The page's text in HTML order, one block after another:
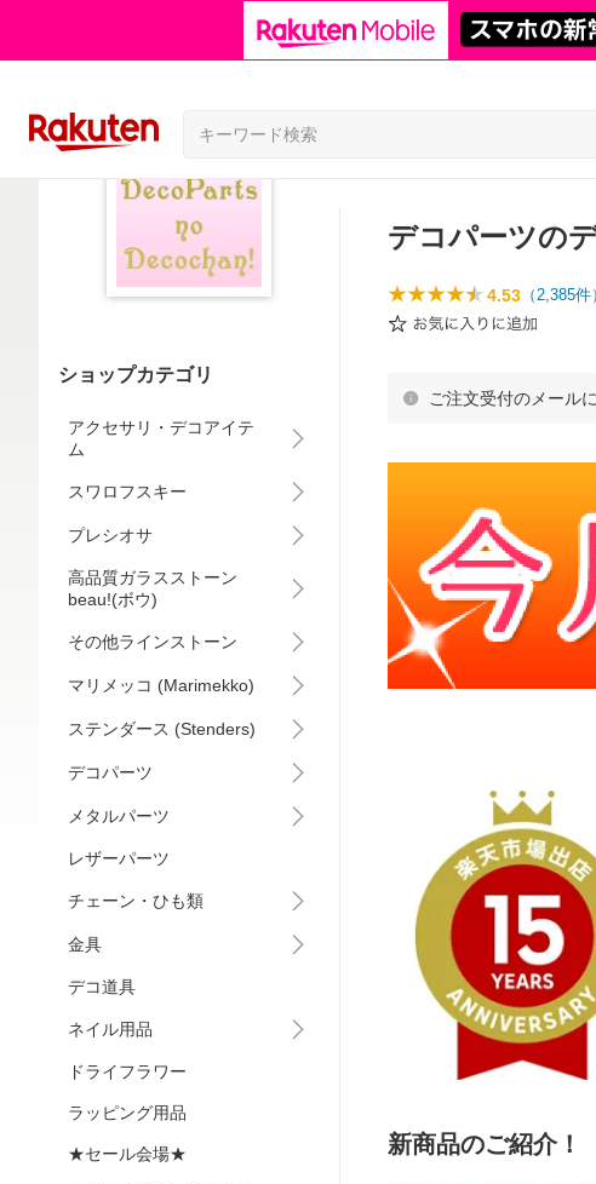
ショップカテゴリ
アクセサリ・デコアイテ
ム
スワロフスキー
プレシオサ
高品質ガラスストーン
beau!(ボウ)
その他ラインストーン
マリメッコ (Marimekko)
ステンダース (Stenders)
デコパーツ
メタルパーツ
レザーパーツ
チェーン・ひも類
金具
デコ道具
ネイル用品
ドライフラワー
ラッピング用品
★セール会場★
デコパーツの
4.53 （2,385件
ご注文受付のメール
新商品のご紹介！